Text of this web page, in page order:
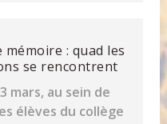
mémoire : quad les
se rencontrent
mars, au sein de
élèves du collège